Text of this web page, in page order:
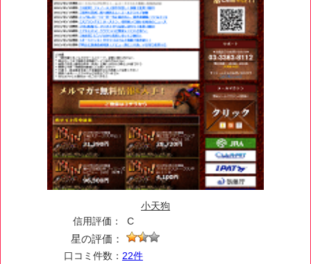
小天狗
信用評価：
C
星の評価：
口コミ件数： 22件